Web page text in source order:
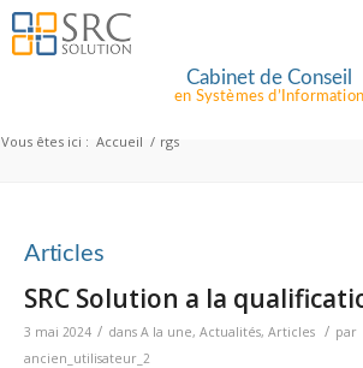
Cabinet de Conseil
en Systèmes d’Information
Vous êtes ici : Accueil / rgs
Articles
SRC Solution a la
3 mai 2024 / dans A la une, Actualités, Articles / par
ancien_utilisateur_2